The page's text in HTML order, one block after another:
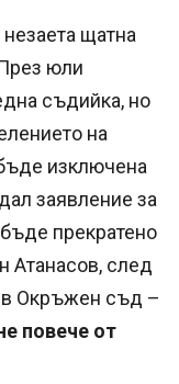
щатна
юли
съдийка, но
на
изключена
заявление за
прекратено
Атанасов, след
в Окръжен съд –
повече от